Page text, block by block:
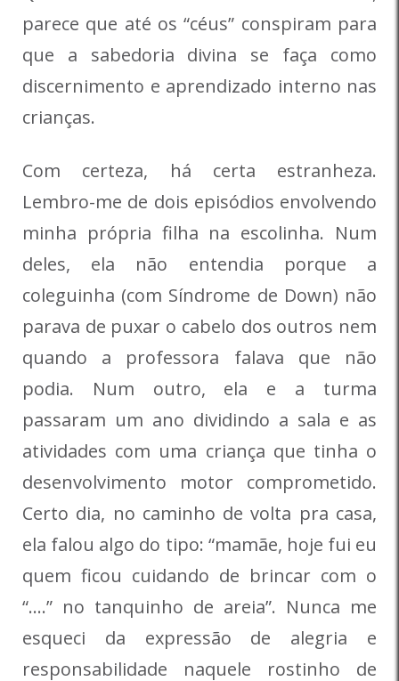
parece que até os “céus” conspiram para
que a sabedoria divina se faça como
discernimento e aprendizado interno nas
crianças.
Com certeza, há certa estranheza.
Lembro-me de dois episódios envolvendo
minha própria filha na escolinha. Num
deles, ela não entendia porque a
coleguinha (com Síndrome de Down) não
parava de puxar o cabelo dos outros nem
quando a professora falava que não
podia. Num outro, ela e a turma
passaram um ano dividindo a sala e as
atividades com uma criança que tinha o
desenvolvimento motor comprometido.
Certo dia, no caminho de volta pra casa,
ela falou algo do tipo: “mamãe, hoje fui eu
quem ficou cuidando de brincar com o
“….” no tanquinho de areia”. Nunca me
esqueci da expressão de alegria e
responsabilidade naquele rostinho de